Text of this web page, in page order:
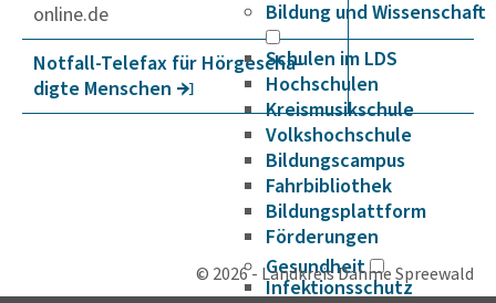
Bildung und Wissenschaft
Schulen im LDS
Hochschulen
Kreismusikschule
Volkshochschule
Bildungscampus
Fahrbibliothek
Bildungsplattform
Förderungen
Gesundheit
Infektionsschutz
online.de
Notfall-Telefax für Hörge­schä­
digte Menschen
© 2026 - Landkreis Dahme Spreewald